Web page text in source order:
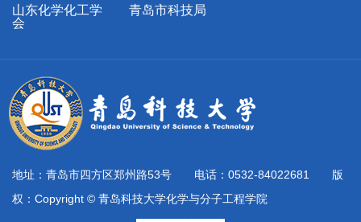
山东化学化工学
会
青岛市科技局
地址：青岛市四方区郑州路53号 电话：0532-84022681 版
权：Copyright © 青岛科技大学化学与分子工程学院